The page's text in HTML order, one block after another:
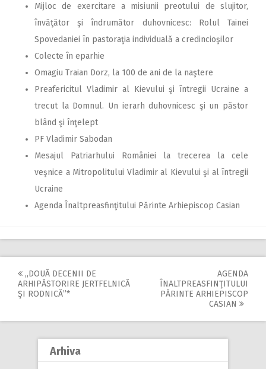
Mijloc de exercitare a misiunii preotului de slujitor,
învăţător şi îndrumător duhovnicesc: Rolul Tainei
Spovedaniei în pastoraţia individuală a credincioşilor
Colecte în eparhie
Omagiu Traian Dorz, la 100 de ani de la naştere
Preafericitul Vladimir al Kievului şi întregii Ucraine a
trecut la Domnul. Un ierarh duhovnicesc şi un păstor
blând şi înţelept
PF Vladimir Sabodan
Mesajul Patriarhului României la trecerea la cele
veşnice a Mitropolitului Vladimir al Kievului şi al întregii
Ucraine
Agenda Înaltpreasfinţitului Părinte Arhiepiscop Casian
Post
,,DOUĂ DECENII DE
ARHIPĂSTORIRE JERTFELNICĂ
ŞI RODNICĂ”*
AGENDA
ÎNALTPREASFINŢITULUI
PĂRINTE ARHIEPISCOP
CASIAN
Arhiva